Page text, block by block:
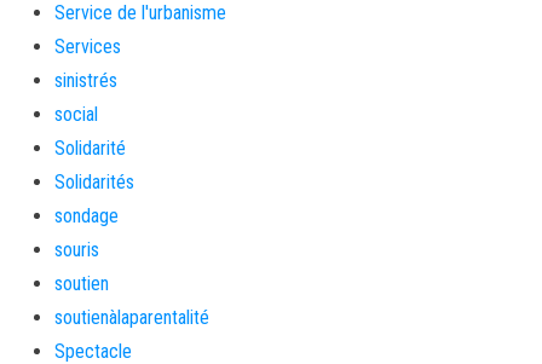
Service de l'urbanisme
Services
sinistrés
social
Solidarité
Solidarités
sondage
souris
soutien
soutienàlaparentalité
Spectacle